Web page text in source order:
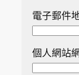
電子郵件
個人網站